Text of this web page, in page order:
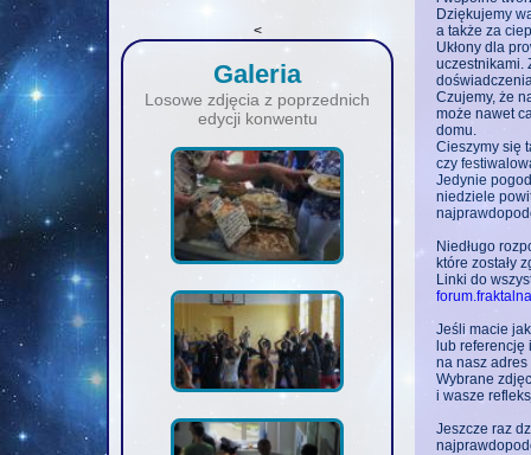
<
Galeria
Losowe zdjęcia z poprzednich
edycji konwentu
Dziękujemy
a także za
Ukłony dla
uczestnikami.
Czujemy, że
może nawet
domu.
Cieszymy się
czy
Jedynie
niedziele
Niedługo
które zostały
Linki do
Jeśli macie
lub referencję
na nasz
Wybrane
i wasze
Jeszcze raz